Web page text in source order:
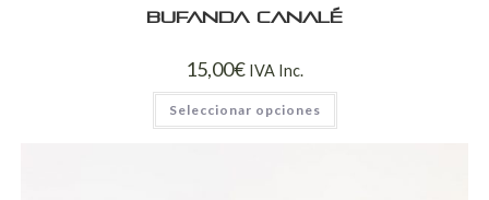
Bufanda canalé
15,00€ IVA Inc.
Seleccionar opciones